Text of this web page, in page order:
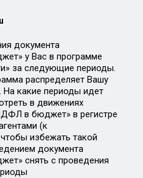
документа
у Вас в программе
за следующие периоды.
распределяет Вашу
На какие периоды идет
в движениях
в бюджет» в регистре
(к
избежать такой
документа
снять с проведения